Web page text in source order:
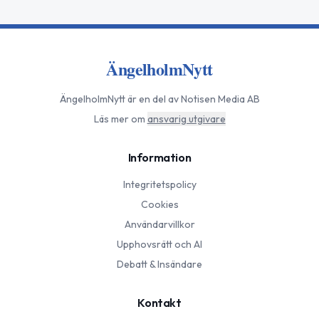
ÄngelholmNytt
ÄngelholmNyttär en del av Notisen Media AB
Läs mer om ansvarig utgivare
Information
Integritetspolicy
Cookies
Användarvillkor
Upphovsrätt och AI
Debatt & Insändare
Kontakt